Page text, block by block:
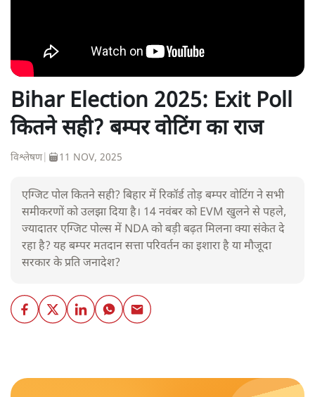
Bihar Election 2025: Exit Poll
कितने सही? बम्पर वोटिंग का राज
विश्लेषण| 11 NOV, 2025
एग्जिट पोल कितने सही? बिहार में रिकॉर्ड तोड़ बम्पर वोटिंग ने सभी
समीकरणों को उलझा दिया है। 14 नवंबर को EVM खुलने से पहले,
ज्यादातर एग्जिट पोल्स में NDA को बड़ी बढ़त मिलना क्या संकेत दे
रहा है? यह बम्पर मतदान सत्ता परिवर्तन का इशारा है या मौजूदा
सरकार के प्रति जनादेश?